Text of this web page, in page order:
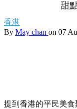
甜
香港
By May chan on 07
提到香港的平民美